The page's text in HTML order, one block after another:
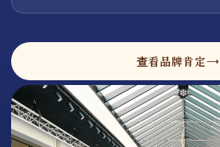
查看品牌肯定